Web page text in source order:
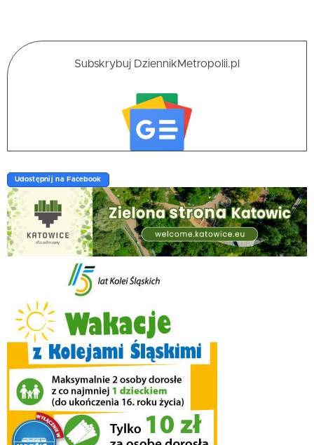
Subskrybuj DziennikMetropolii.pl
Udostępnij na Facebook